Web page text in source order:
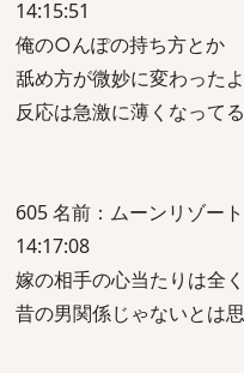
14:15:51
俺の○んぽの持ち方とか
舐め方が微妙に変わった
反応は急激に薄くなって
605 名前：ムーンリゾー
14:17:08
嫁の相手の心当たりは全
昔の男関係じゃないとは